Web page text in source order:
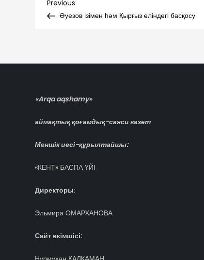
Навигация
Previous
Post
Previous
Әуезов ізімен һәм Қырғыз еліндегі басқосу
«Arqa aqshamy»
аймақтық қоғамдық-саяси газет
Меншік иесі-құрылтайшы:
«КЕНТ» БАСПА ҮЙІ
Директоры:
Эльмира ОМАРХАНОВА
Сайт әкімшісі: